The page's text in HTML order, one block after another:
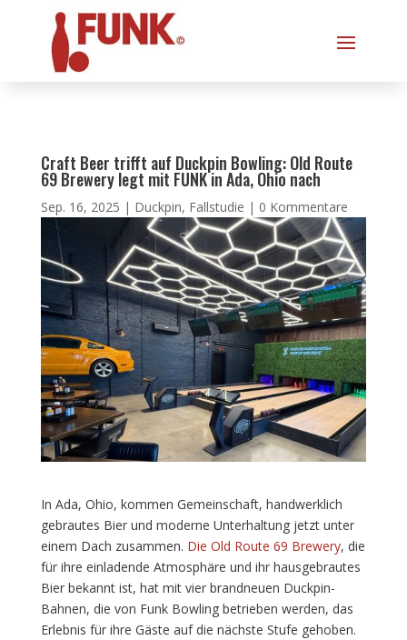
Craft Beer trifft auf Duckpin Bowling: Old Route
69 Brewery legt mit FUNK in Ada, Ohio nach
Sep. 16, 2025 | Duckpin, Fallstudie | 0 Kommentare
In Ada, Ohio, kommen Gemeinschaft, handwerklich
gebrautes Bier und moderne Unterhaltung jetzt unter
einem Dach zusammen. Die Old Route 69 Brewery, die
für ihre einladende Atmosphäre und ihr hausgebrautes
Bier bekannt ist, hat mit vier brandneuen Duckpin-
Bahnen, die von Funk Bowling betrieben werden, das
Erlebnis für ihre Gäste auf die nächste Stufe gehoben.